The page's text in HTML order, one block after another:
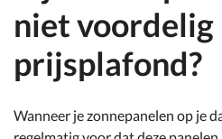
niet voordelig
prijsplafond?
Wanneer je zonnepanelen op je